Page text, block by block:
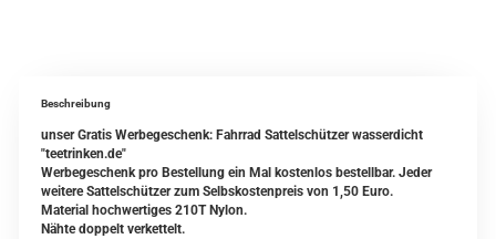
Beschreibung
unser Gratis Werbegeschenk: Fahrrad Sattelschützer wasserdicht
"teetrinken.de"
Werbegeschenk pro Bestellung ein Mal kostenlos bestellbar. Jeder
weitere Sattelschützer zum Selbskostenpreis von 1,50 Euro.
Material hochwertiges 210T Nylon.
Nähte doppelt verkettelt.